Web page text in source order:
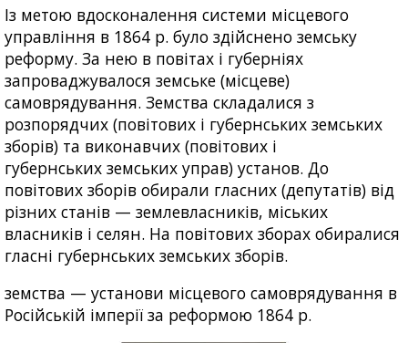
Із метою вдосконалення системи місцевого
управління в 1864 р. було здійснено земську
реформу. За нею в повітах і губерніях
запроваджувалося земське (місцеве)
самоврядування. Земства складалися з
розпорядчих (повітових і губернських земських
зборів) та виконавчих (повітових і
губернських земських управ) установ. До
повітових зборів обирали гласних (депутатів) від
різних станів — землевласників, міських
власників і селян. На повітових зборах обиралися
гласні губернських земських зборів.
земства — установи місцевого самоврядування в
Російській імперії за реформою 1864 р.